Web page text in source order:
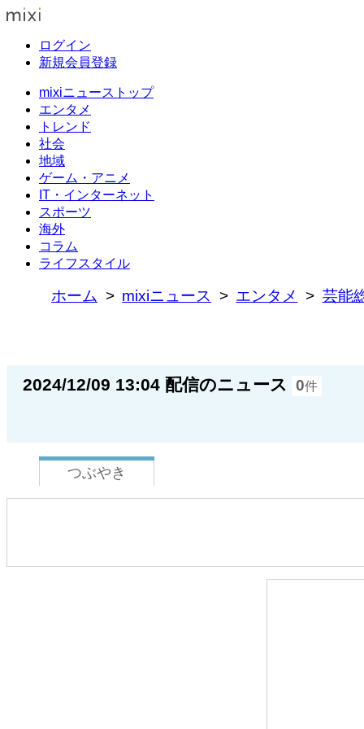
ログイン
新規会員登録
mixiニューストップ
エンタメ
トレンド
社会
地域
ゲーム・アニメ
IT・インターネット
スポーツ
海外
コラム
ライフスタイル
ホーム mixiニュース エンタメ 芸能
2024/12/09 13:04 配信のニュース 0件
つぶやき